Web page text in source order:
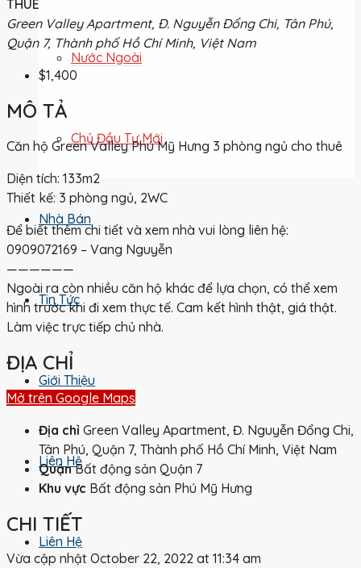
Nước Ngoài
Chủ Đầu Tư Mới
Nhà Bán
Tin Tức
Giới Thiệu
Liên Hệ
Liên Hệ
THUÊ
Green Valley Apartment, Đ. Nguyễn Đổng Chi, Tân Phú,
Quận 7, Thành phố Hồ Chí Minh, Việt Nam
$1,400
MÔ TẢ
Căn hộ Green Valley Phú Mỹ Hưng 3 phòng ngủ cho thuê
Diện tích: 133m2
Thiết kế: 3 phòng ngủ, 2WC
Để biết thêm chi tiết và xem nhà vui lòng liên hệ:
0909072169 – Vang Nguyễn
——————
Ngoài ra còn nhiều căn hộ khác để lựa chọn, có thể xem
hình trước khi đi xem thực tế. Cam kết hình thật, giá thật.
Làm việc trực tiếp chủ nhà.
ĐỊA CHỈ
Mở trên Google Maps
Địa chỉ Green Valley Apartment, Đ. Nguyễn Đổng Chi,
Tân Phú, Quận 7, Thành phố Hồ Chí Minh, Việt Nam
Quận Bất động sản Quận 7
Khu vực Bất động sản Phú Mỹ Hưng
CHI TIẾT
Vừa cập nhật October 22, 2022 at 11:34 am